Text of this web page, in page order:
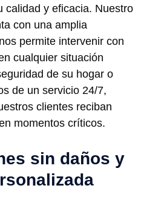
calidad y eficacia. Nuestro
con una amplia
permite intervenir con
cualquier situación
de su hogar o
de un servicio 24/7,
clientes reciban
momentos críticos.
sin daños y